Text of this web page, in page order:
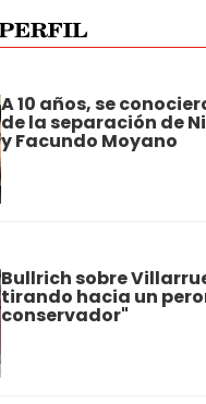
A 10 años, se
de la separación de
y Facundo Moyano
Bullrich sobre
tirando hacia un
conservador"